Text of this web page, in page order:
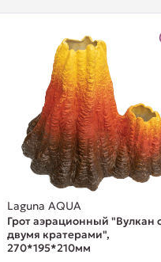
Laguna AQUA
Грот аэрационный "Вулкан
двумя кратерами",
270*195*210мм